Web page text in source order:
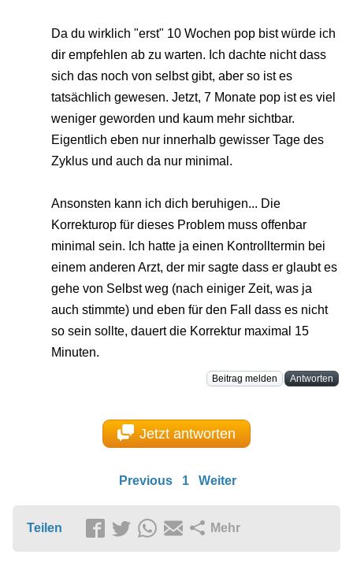
Da du wirklich "erst" 10 Wochen pop bist würde ich
dir empfehlen ab zu warten. Ich dachte nicht dass
sich das noch von selbst gibt, aber so ist es
tatsächlich gewesen. Jetzt, 7 Monate pop ist es viel
weniger geworden und kaum mehr sichtbar.
Eigentlich eben nur innerhalb gewisser Tage des
Zyklus und auch da nur minimal.
Ansonsten kann ich dich beruhigen... Die
Korrekturop für dieses Problem muss offenbar
minimal sein. Ich hatte ja einen Kontrolltermin bei
einem anderen Arzt, der mir sagte dass er glaubt es
gehe von Selbst weg (nach einiger Zeit, was ja
auch stimmte) und eben für den Fall dass es nicht
so sein sollte, dauert die Korrektur maximal 15
Minuten.
Beitrag melden Antworten
Jetzt antworten
Previous 1 Weiter
Teilen Mehr